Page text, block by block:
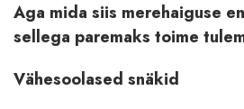
Aga mida siis merehaiguse
sellega paremaks toime
Vähesoolased snäkid